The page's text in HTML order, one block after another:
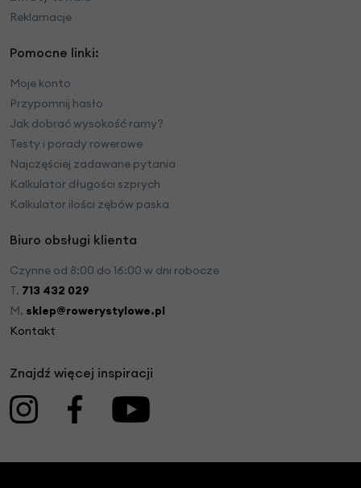
Reklamacje
Pomocne linki:
Moje konto
Przypomnij hasło
Jak dobrać wysokość ramy?
Testy i porady rowerowe
Najczęściej zadawane pytania
Kalkulator długości szprych
Kalkulator ilości zębów paska
Biuro obsługi klienta
Czynne od 8:00 do 16:00 w dni robocze
T. 713 432 029
M. sklep@rowerystylowe.pl
Kontakt
Znajdź więcej inspiracji